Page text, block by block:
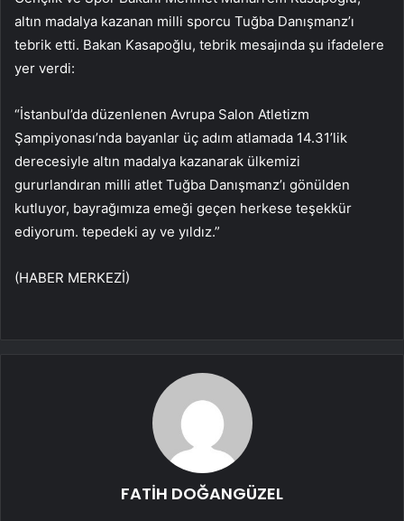
altın madalya kazanan milli sporcu Tuğba Danışmanz’ı
tebrik etti. Bakan Kasapoğlu, tebrik mesajında ​​şu ifadelere
yer verdi:
“İstanbul’da düzenlenen Avrupa Salon Atletizm
Şampiyonası’nda bayanlar üç adım atlamada 14.31’lik
derecesiyle altın madalya kazanarak ülkemizi
gururlandıran milli atlet Tuğba Danışmanz’ı gönülden
kutluyor, bayrağımıza emeği geçen herkese teşekkür
ediyorum. tepedeki ay ve yıldız.”
(HABER MERKEZİ)
FATİH DOĞANGÜZEL